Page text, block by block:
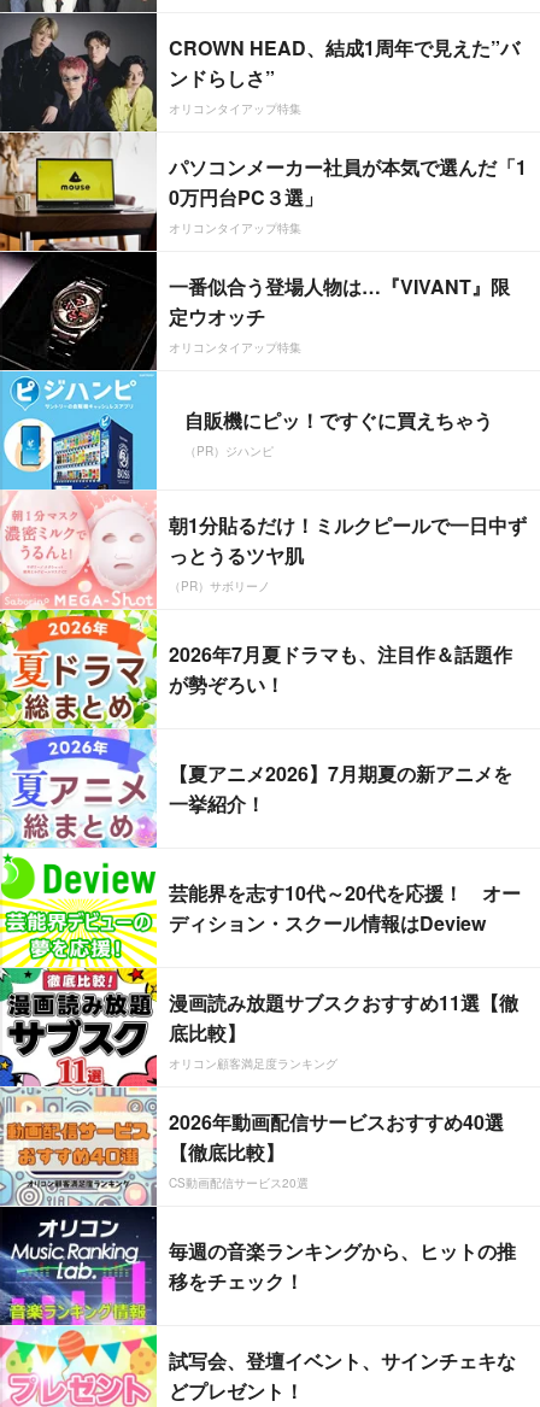
CROWN HEAD、結成1周年で見えた”バ
ンドらしさ”
オリコンタイアップ特集
パソコンメーカー社員が本気で選んだ「1
0万円台PC３選」
オリコンタイアップ特集
一番似合う登場人物は…『VIVANT』限
定ウオッチ
オリコンタイアップ特集
自販機にピッ！ですぐに買えちゃう
（PR）ジハンピ
朝1分貼るだけ！ミルクピールで一日中ず
っとうるツヤ肌
（PR）サボリーノ
2026年7月夏ドラマも、注目作＆話題作
が勢ぞろい！
【夏アニメ2026】7月期夏の新アニメを
一挙紹介！
芸能界を志す10代～20代を応援！ オー
ディション・スクール情報はDeview
漫画読み放題サブスクおすすめ11選【徹
底比較】
オリコン顧客満足度ランキング
2026年動画配信サービスおすすめ40選
【徹底比較】
CS動画配信サービス20選
毎週の音楽ランキングから、ヒットの推
移をチェック！
試写会、登壇イベント、サインチェキな
どプレゼント！